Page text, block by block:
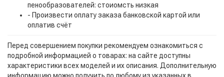
пенообразователей: стоиомсть низкая
- Произвести оплату заказа банковской картой или
оплатив счёт
Перед совершением покупки рекомендуем ознакомиться с
подробной информацией о товарах: на сайте доступны
характеристики всех моделей и их описания. Дополнительную